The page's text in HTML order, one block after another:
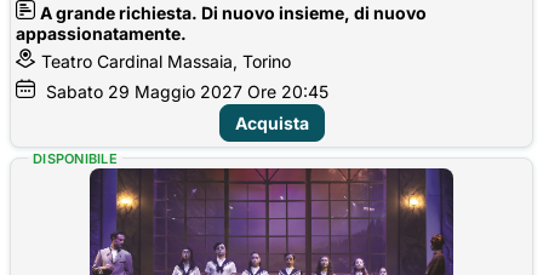
A grande richiesta. Di nuovo insieme, di nuovo
appassionatamente.
Teatro Cardinal Massaia, Torino
Sabato 29 Maggio 2027 Ore 20:45
Acquista
DISPONIBILE